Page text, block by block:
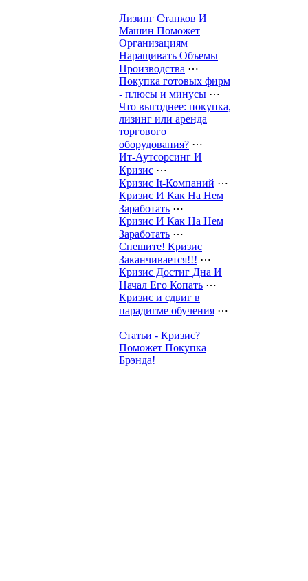
Лизинг Станков И
Машин Поможет
Организациям
Наращивать Объемы
Производства ⋯
Покупка готовых фирм
- плюсы и минусы ⋯
Что выгоднее: покупка,
лизинг или аренда
торгового
оборудования? ⋯
Ит-Аутсорсинг И
Кризис ⋯
Кризис It-Компаний ⋯
Кризис И Как На Нем
Заработать ⋯
Кризис И Как На Нем
Заработать ⋯
Спешите! Кризис
Заканчивается!!! ⋯
Кризис Достиг Дна И
Начал Его Копать ⋯
Кризис и сдвиг в
парадигме обучения ⋯
Статьи - Кризис?
Поможет Покупка
Брэнда!